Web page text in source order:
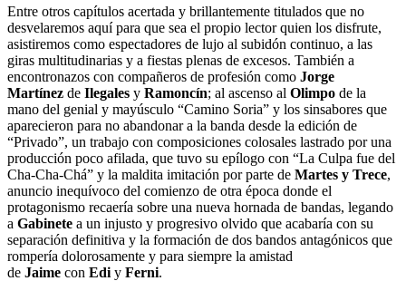
Entre otros capítulos acertada y brillantemente titulados que no
desvelaremos aquí para que sea el propio lector quien los disfrute,
asistiremos como espectadores de lujo al subidón continuo, a las
giras multitudinarias y a fiestas plenas de excesos. También a
encontronazos con compañeros de profesión como Jorge
Martínez de Ilegales y Ramoncín; al ascenso al Olimpo de la
mano del genial y mayúsculo “Camino Soria” y los sinsabores que
aparecieron para no abandonar a la banda desde la edición de
“Privado”, un trabajo con composiciones colosales lastrado por una
producción poco afilada, que tuvo su epílogo con “La Culpa fue del
Cha-Cha-Chá” y la maldita imitación por parte de Martes y Trece,
anuncio inequívoco del comienzo de otra época donde el
protagonismo recaería sobre una nueva hornada de bandas, legando
a Gabinete a un injusto y progresivo olvido que acabaría con su
separación definitiva y la formación de dos bandos antagónicos que
rompería dolorosamente y para siempre la amistad
de Jaime con Edi y Ferni.